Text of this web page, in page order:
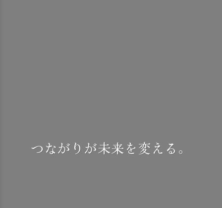
つながりが未来を変える。